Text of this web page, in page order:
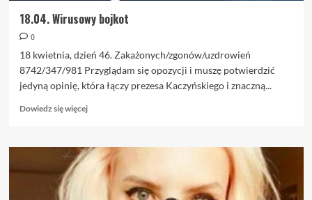
18.04. Wirusowy bojkot
0
18 kwietnia, dzień 46. Zakażonych/zgonów/uzdrowień
8742/347/981 Przyglądam się opozycji i muszę potwierdzić
jedyną opinię, która łączy prezesa Kaczyńskiego i znaczną...
Dowiedz się więcejDowiedz
o
18.04.
Wirusowy